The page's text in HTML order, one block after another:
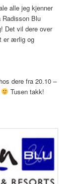
alle jeg kjenner
Radisson Blu
Det vil dere over
er ærlig og
dere fra 20.10 –
Tusen takk!